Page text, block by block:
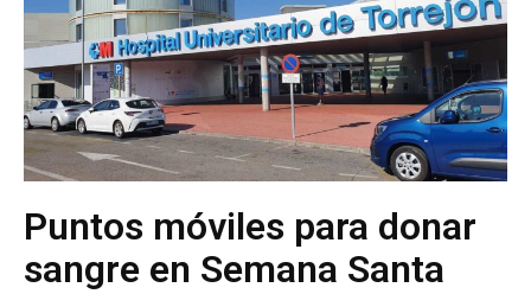
Puntos móviles para donar
sangre en Semana Santa